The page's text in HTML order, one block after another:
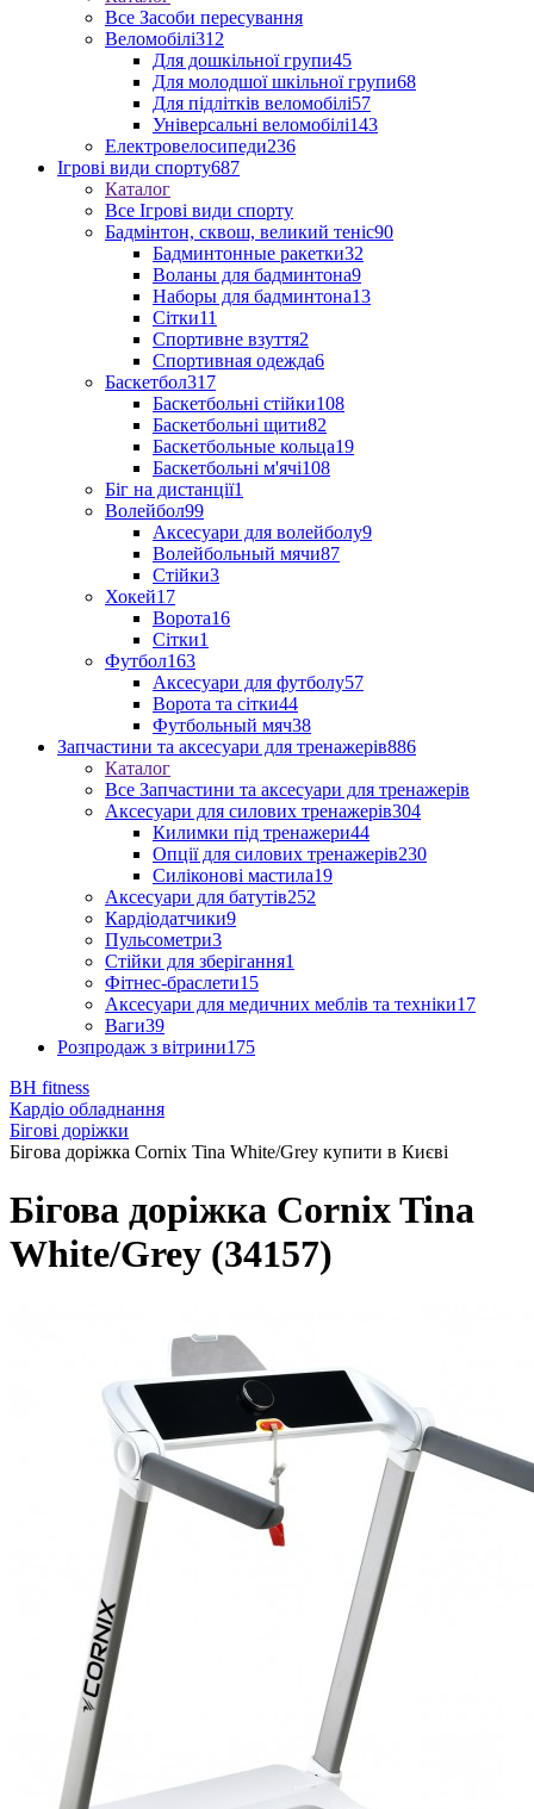
Все Засоби пересування
Веломобілі312
Для дошкільної групи45
Для молодшої шкільної групи68
Для підлітків веломобілі57
Універсальні веломобілі143
Електровелосипеди236
Ігрові види спорту687
Каталог
Все Ігрові види спорту
Бадмінтон, сквош, великий теніс90
Бадминтонные ракетки32
Воланы для бадминтона9
Наборы для бадминтона13
Сітки11
Спортивне взуття2
Спортивная одежда6
Баскетбол317
Баскетбольні стійки108
Баскетбольні щити82
Баскетбольные кольца19
Баскетбольні м'ячі108
Біг на дистанції1
Волейбол99
Аксесуари для волейболу9
Волейбольный мячи87
Стійки3
Хокей17
Ворота16
Сітки1
Футбол163
Аксесуари для футболу57
Ворота та сітки44
Футбольный мяч38
Запчастини та аксесуари для тренажерів886
Каталог
Все Запчастини та аксесуари для тренажерів
Аксесуари для силових тренажерів304
Килимки під тренажери44
Опції для силових тренажерів230
Силіконові мастила19
Аксесуари для батутів252
Кардіодатчики9
Пульсометри3
Стійки для зберігання1
Фітнес-браслети15
Аксесуари для медичних меблів та техніки17
Ваги39
Розпродаж з вітрини175
BH fitness
Кардіо обладнання
Бігові доріжки
Бігова доріжка Cornix Tina White/Grey купити в Києві
Бігова доріжка Cornix Tina
White/Grey (34157)